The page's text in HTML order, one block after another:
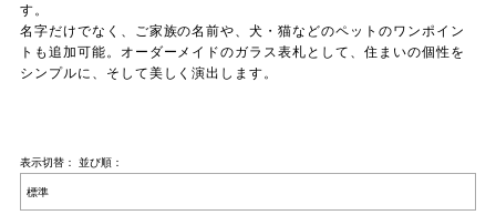
す。
名字だけでなく、ご家族の名前や、犬 ・猫などのペット のワンポイン
トも追加可能。 オーダーメイドのガラス表札 として、住まいの個性を
シンプルに、そして美しく演出します。
表示切替： 並び順：